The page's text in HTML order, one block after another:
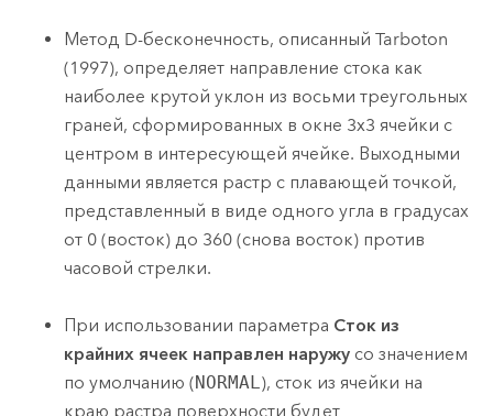
Метод D-бесконечность, описанный Tarboton
(1997), определяет направление стока как
наиболее крутой уклон из восьми треугольных
граней, сформированных в окне 3x3 ячейки с
центром в интересующей ячейке. Выходными
данными является растр с плавающей точкой,
представленный в виде одного угла в градусах
от 0 (восток) до 360 (снова восток) против
часовой стрелки.
При использовании параметра Сток из
крайних ячеек направлен наружу со значением
по умолчанию (NORMAL), сток из ячейки на
краю растра поверхности будет